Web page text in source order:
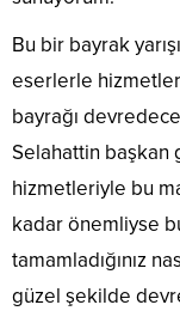
Bu bir bayrak
eserlerle
bayrağı
Selahattin başkan
hizmetleriyle bu
kadar önemliyse
tamamladığınız
güzel şekilde